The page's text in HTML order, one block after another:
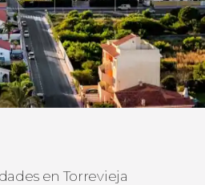
en Torrevieja